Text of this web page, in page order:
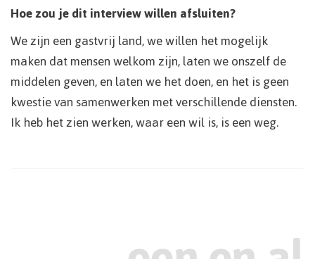
Hoe zou je dit interview willen afsluiten?
We zijn een gastvrij land, we willen het mogelijk
maken dat mensen welkom zijn, laten we onszelf de
middelen geven, en laten we het doen, en het is geen
kwestie van samenwerken met verschillende diensten.
Ik heb het zien werken, waar een wil is, is een weg.